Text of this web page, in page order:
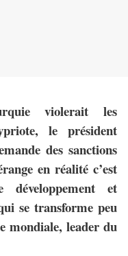
violerait les
le président
des sanctions
en réalité c’est
développement et
se transforme peu
mondiale, leader du